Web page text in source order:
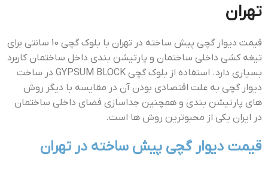
تهران
قيمت ديوار گچي پيش ساخته در تهران با بلوک گچی 10 سانتی برای
تیغه کشی داخلی ساختمان و پارتیشن بندی داخل ساختمان کاربرد
بسیاری دارد. استفاده از بلوک گچی GYPSUM BLOCK در ساخت
دیوار گچی به علت اقتصادی بودن آن در مقایسه با دیگر روش
های پارتیشن بندی و همچنین جداسازی فضای داخلی ساختمان
در ایران یکی از محبوترین روش ها است.
قيمت ديوار گچي پيش ساخته در تهران